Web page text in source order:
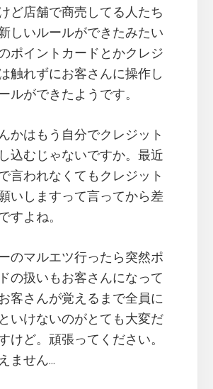
ど店舗で商売してる人たち
しいルールができたみたい
ポイントカードとかクレジ
触れずにお客さんに操作し
ルができたようです。
かはもう自分でクレジット
込むじゃないですか。最近
言われなくてもクレジット
いしますって言ってから差
すよね。
のマルエツ行ったら突然ポ
の扱いもお客さんになって
客さんが覚えるまで全員に
いけないのがとても大変だ
けど。頑張ってください。
ません…